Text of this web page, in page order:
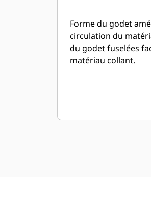
Forme du godet
circulation du
du godet fuselées
matériau collant.